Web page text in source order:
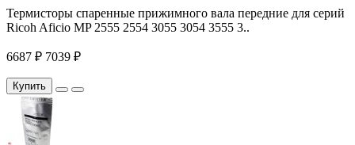
Термисторы спаренные прижимного вала передние для серий
Ricoh Aficio MP 2555 2554 3055 3054 3555 3..
6687 ₽ 7039 ₽
Купить